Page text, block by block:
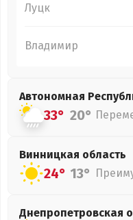
Луцк
Владимир
Автономная
33° 20°
Винницкая область
24° 13°
Днепропетровская